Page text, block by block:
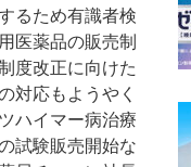
るため有識者検
医薬品の販売制
度改正に向けた
対応もようやく
ハイマー病治療
試験販売開始な